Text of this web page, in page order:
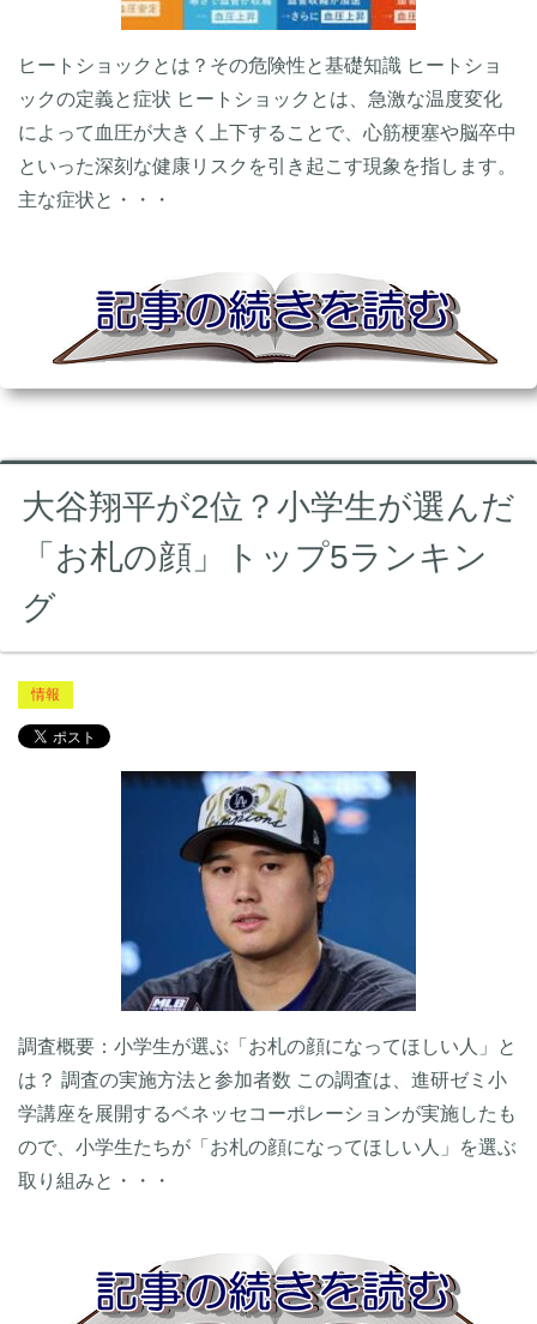
ヒートショックとは？その危険性と基礎知識 ヒートショ
ックの定義と症状 ヒートショックとは、急激な温度変化
によって血圧が大きく上下することで、心筋梗塞や脳卒中
といった深刻な健康リスクを引き起こす現象を指します。
主な症状と・・・
大谷翔平が2位？小学生が選んだ
「お札の顔」トップ5ランキン
グ
情報
調査概要：小学生が選ぶ「お札の顔になってほしい人」と
は？ 調査の実施方法と参加者数 この調査は、進研ゼミ小
学講座を展開するベネッセコーポレーションが実施したも
ので、小学生たちが「お札の顔になってほしい人」を選ぶ
取り組みと・・・